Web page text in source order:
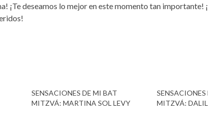
¡Te deseamos lo mejor en este momento tan importante!
SENSACIONES DE MI BAT
MITZVÁ: MARTINA SOL LEVY
MITZVÁ: